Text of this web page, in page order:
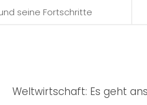
seine Fortschritte
Weltwirtschaft: Es geht